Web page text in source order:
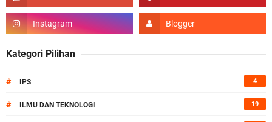
Kategori Pilihan
# IPS 4
# ILMU DAN TEKNOLOGI 19